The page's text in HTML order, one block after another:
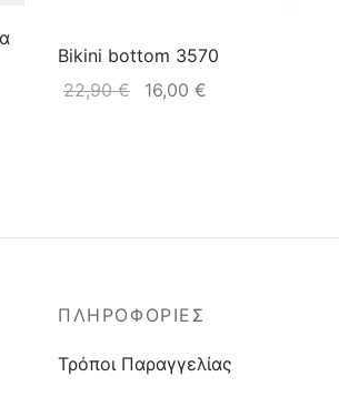
Bikini bottom 3570
22,90€ 16,00 €
ΠΛΗΡΟΦΟΡΙΕΣ
Τρόποι Παραγγελίας